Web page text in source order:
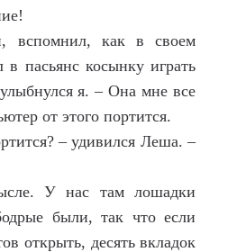
вспомнил, как в своем
пасьянс косынку играть
я. – Она мне все
от этого портится.
– удивился Леша. –
У нас там лошадки
были, так что если
открыть, десять вкладок